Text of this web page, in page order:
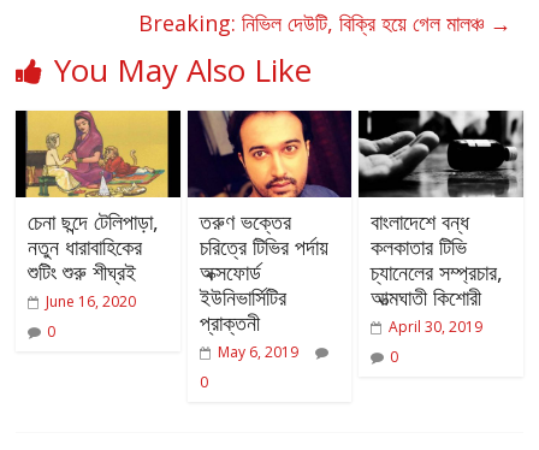
Breaking: নিভিল দেউটি, বিক্রি হয়ে গেল মালঞ্চ →
You May Also Like
চেনা ছন্দে টেলিপাড়া,
নতুন ধারাবাহিকের
শুটিং শুরু শীঘ্রই
June 16, 2020
0
তরুণ ভক্তের
চরিত্রে টিভির পর্দায়
অক্সফোর্ড
ইউনিভার্সিটির
প্রাক্তনী
May 6, 2019
0
বাংলাদেশে বন্ধ
কলকাতার টিভি
চ্যানেলের সম্প্রচার,
আত্মঘাতী কিশোরী
April 30, 2019
0